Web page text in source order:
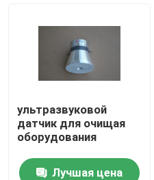
ультразвуковой
датчик для очищая
оборудования
Лучшая цена